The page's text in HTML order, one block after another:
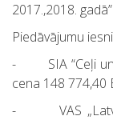
2017.,2018.
Piedāvājumu
- SIA “Ceļi un
cena 148 774,40
- VAS